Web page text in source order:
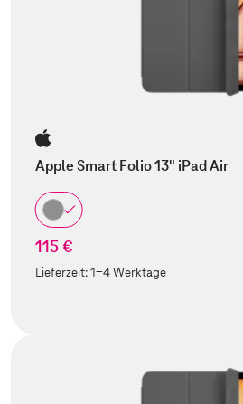
Apple Smart Folio 13" iPad Air
115 €
Lieferzeit:1-4 Werktage